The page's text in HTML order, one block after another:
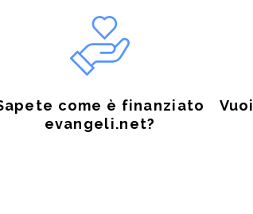
come è finanziato
evangeli.net?
Vuoi